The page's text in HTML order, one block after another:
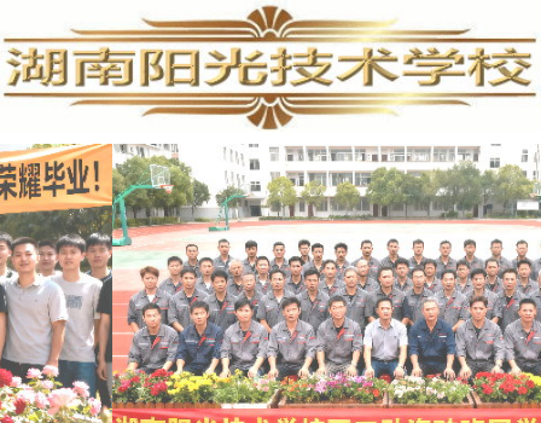
电脑维修培训,手机维修培训,安防监控培训